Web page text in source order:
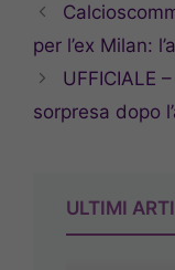
per l’ex Milan:
UFFICIALE
sorpresa dopo
ULTIMI